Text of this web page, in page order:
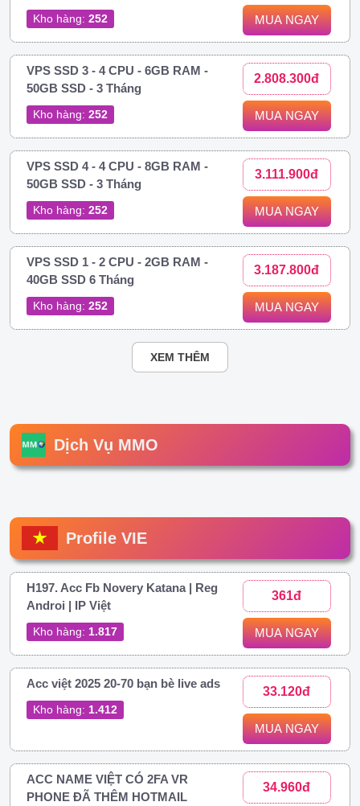
Kho hàng: 252 MUA NGAY
VPS SSD 3 - 4 CPU - 6GB RAM -
50GB SSD - 3 Tháng
Kho hàng: 252
2.808.300đ
MUA NGAY
VPS SSD 4 - 4 CPU - 8GB RAM -
50GB SSD - 3 Tháng
Kho hàng: 252
3.111.900đ
MUA NGAY
VPS SSD 1 - 2 CPU - 2GB RAM -
40GB SSD 6 Tháng
Kho hàng: 252
3.187.800đ
MUA NGAY
XEM THÊM
Dịch Vụ MMO
Profile VIE
H197. Acc Fb Novery Katana | Reg
Androi | IP Việt
Kho hàng: 1.817
361đ
MUA NGAY
Acc việt 2025 20-70 bạn bè live ads
Kho hàng: 1.412
33.120đ
MUA NGAY
ACC NAME VIỆT CÓ 2FA VR
PHONE ĐÃ THÊM HOTMAIL
34.960đ